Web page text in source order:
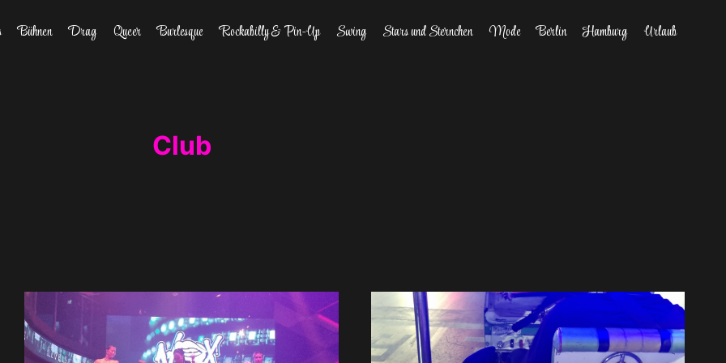
Bühnen Drag Queer Burlesque Rockabilly & Pin-Up Swing Stars und Sternchen Mode Berlin Hamburg Urlaub
Club